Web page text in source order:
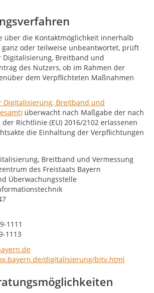
über die Kontaktmöglichkeit innerhalb
ganz oder teilweise unbeantwortet, prüft
Digitalisierung, Breitband und
des Nutzers, ob im Rahmen der
dem Verpflichteten Maßnahmen
Digitalisierung, Breitband und
überwacht nach Maßgabe der nach
der Richtlinie (EU) 2016/2102 erlassenen
die Einhaltung der Verpflichtungen
Breitband und Vermessung
des Freistaats Bayern
Überwachungsstelle
1111
1113
digitalisierung/bitv.html